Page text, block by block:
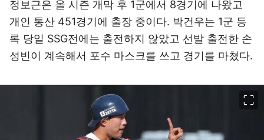
정보근은 올 시즌 개막 후 1군에서 8경기에 나왔고
개인 통산 451경기에 출장 중이다. 박건우는 1군 등
록 당일 SSG전에는 출전하지 않았고 선발 출전한 손
성빈이 계속해서 포수 마스크를 쓰고 경기를 마쳤다.